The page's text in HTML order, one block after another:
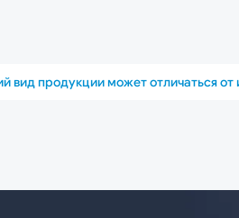
вид продукции может отличаться